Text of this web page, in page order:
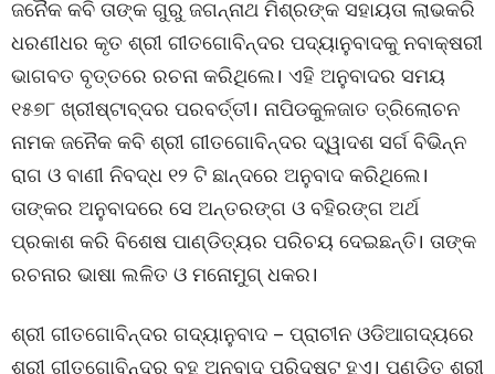
ଜନୈକ କବି ତାଙ୍କ ଗୁରୁ ଜଗନ୍ନାଥ ମିଶ୍ରଙ୍କ ସହାୟତା ଲାଭକରି
ଧରଣୀଧର କୃତ ଶ୍ରୀ ଗୀତଗୋବିନ୍ଦର ପଦ୍ୟାନୁବାଦକୁ ନବାକ୍ଷରୀ
ଭାଗବତ ବୃତ୍ତରେ ରଚନା କରିଥିଲେ। ଏହି ଅନୁବାଦର ସମୟ
୧୫୭୮ ଖ୍ରୀଷ୍ଟାବ୍ଦର ପରବର୍ତ୍ତୀ। ନାପିଡକୁଳଜାତ ତ୍ରିଲୋଚନ
ନାମକ ଜନୈକ କବି ଶ୍ରୀ ଗୀତଗୋବିନ୍ଦର ଦ୍ୱାଦଶ ସର୍ଗ ବିଭିନ୍ନ
ରାଗ ଓ ବାଣୀ ନିବଦ୍ଧ ୧୨ ଟି ଛାନ୍ଦରେ ଅନୁବାଦ କରିଥିଲେ।
ତାଙ୍କର ଅନୁବାଦରେ ସେ ଅନ୍ତରଙ୍ଗ ଓ ବହିରଙ୍ଗ ଅର୍ଥ
ପ୍ରକାଶ କରି ବିଶେଷ ପାଣ୍ଡିତ୍ୟର ପରିଚୟ ଦେଇଛନ୍ତି। ତାଙ୍କ
ରଚନାର ଭାଷା ଲଳିତ ଓ ମନୋମୁଗ୍ ଧକର।
ଶ୍ରୀ ଗୀତଗୋବିନ୍ଦର ଗଦ୍ୟାନୁବାଦ – ପ୍ରାଚୀନ ଓଡିଆଗଦ୍ୟରେ
ଶ୍ରୀ ଗୀତଗୋବିନ୍ଦର ବହୁ ଅନୁବାଦ ପରିଦୃଷ୍ଟ ହୁଏ। ପଣ୍ଡିତ ଶ୍ରୀ